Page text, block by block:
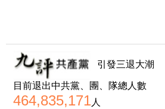
引發三退大潮
目前退出中共黨、團、隊總人數
464,835,171人